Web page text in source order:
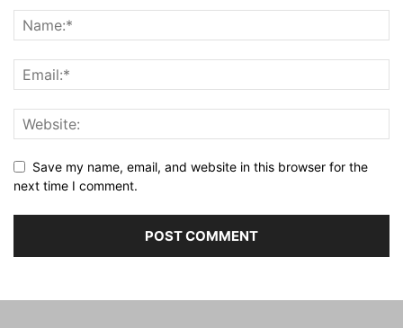
Save my name, email, and website in this browser for the
next time I comment.